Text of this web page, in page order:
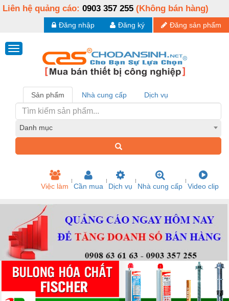
Liên hệ quảng cáo: 0903 357 255 (Không bán hàng)
Đăng sản phẩm
Đăng ký
Đăng nhập
Sản phẩm Nhà cung cấp Dịch vụ
Danh mục
Việc làm Cần mua Dịch vụ Nhà cung cấp Video clip